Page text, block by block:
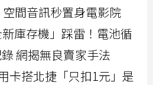
間音訊秒置身電影院
庫存機」踩雷！電池循
網揭無良賣家手法
卡搭北捷「只扣1元」是